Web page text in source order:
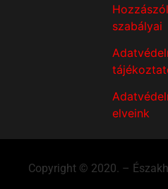
szabályai
elveink
Copyright © 2020. –